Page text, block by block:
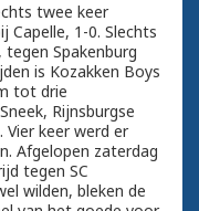
twee keer
Capelle, 1-0. Slechts
Spakenburg
is Kozakken Boys
tot drie
Rijnsburgse
Vier keer werd er
Afgelopen zaterdag
tegen SC
wilden, bleken de